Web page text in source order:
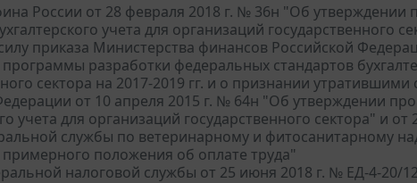
России от 28 февраля 2018 г. № 36н "Об
учета для организаций государственного
приказа Министерства финансов Российской
разработки федеральных стандартов
сектора на 2017-2019 гг. и о признании
от 10 апреля 2015 г. № 64н "Об утверждении
учета для организаций государственного сектора" и
службы по ветеринарному и фитосанитарному
положения об оплате труда"
налоговой службы от 25 июня 2018 г. № ЕД-4-20/